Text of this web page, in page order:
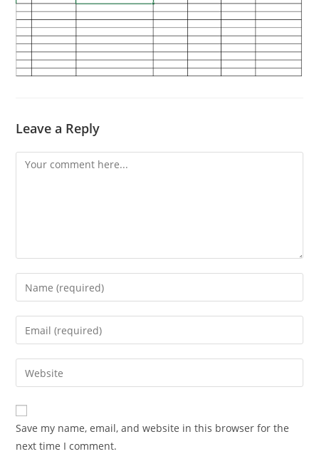
Leave a Reply
Comment
Enter
your
name
comment
Enter
your
email
address
comment
Enter
your
website
URL
(optional)
Save my name, email, and website in this browser for the
next time I comment.